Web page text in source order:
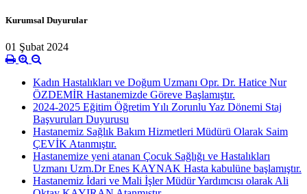
Kurumsal Duyurular
01 Şubat 2024
Kadın Hastalıkları ve Doğum Uzmanı Opr. Dr. Hatice Nur
ÖZDEMİR Hastanemizde Göreve Başlamıştır.
2024-2025 Eğitim Öğretim Yılı Zorunlu Yaz Dönemi Staj
Başvuruları Duyurusu
Hastanemiz Sağlık Bakım Hizmetleri Müdürü Olarak Saim
ÇEVİK Atanmıştır.
Hastanemize yeni atanan Çocuk Sağlığı ve Hastalıkları
Uzmanı Uzm.Dr Enes KAYNAK Hasta kabulüne başlamıştır.
Hastanemiz İdari ve Mali İşler Müdür Yardımcısı olarak Ali